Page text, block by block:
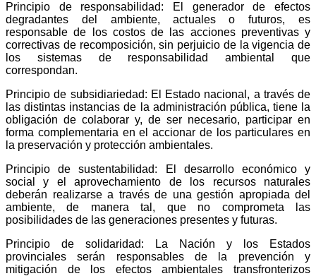
Principio de responsabilidad: El generador de efectos
degradantes del ambiente, actuales o futuros, es
responsable de los costos de las acciones preventivas y
correctivas de recomposición, sin perjuicio de la vigencia de
los sistemas de responsabilidad ambiental que
correspondan.
Principio de subsidiariedad: El Estado nacional, a través de
las distintas instancias de la administración pública, tiene la
obligación de colaborar y, de ser necesario, participar en
forma complementaria en el accionar de los particulares en
la preservación y protección ambientales.
Principio de sustentabilidad: El desarrollo económico y
social y el aprovechamiento de los recursos naturales
deberán realizarse a través de una gestión apropiada del
ambiente, de manera tal, que no comprometa las
posibilidades de las generaciones presentes y futuras.
Principio de solidaridad: La Nación y los Estados
provinciales serán responsables de la prevención y
mitigación de los efectos ambientales transfronterizos